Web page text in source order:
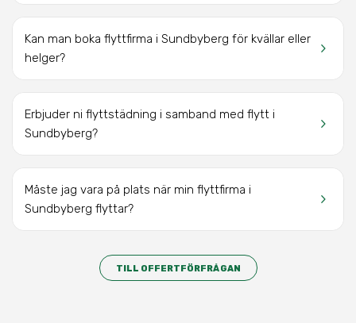
keyboard_arrow_right
Kan man boka flyttfirma i Sundbyberg för kvällar eller
helger?
keyboard_arrow_right
Erbjuder ni flyttstädning i samband med flytt i
Sundbyberg?
keyboard_arrow_right
Måste jag vara på plats när min flyttfirma i
Sundbyberg flyttar?
TILL OFFERTFÖRFRÅGAN